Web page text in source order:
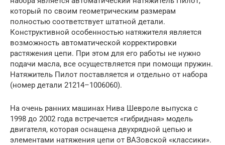
который по своим геометрическим размерам
полностью соответствует штатной детали.
Конструктивной особенностью натяжителя является
возможность автоматической корректировки
растяжения цепи. При этом для его работы не нужно
подачи масла, все осуществляется при помощи пружин.
Натяжитель Пилот поставляется и отдельно от набора
(номер детали 21214–1006060).
На очень ранних машинах Нива Шевроле выпуска с
1998 до 2002 года встречается «гибридная» модель
двигателя, которая оснащена двухрядной цепью и
элементами натяжения цепи от ВАЗовской «классики».